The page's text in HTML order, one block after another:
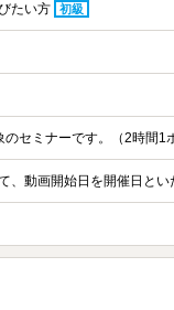
たい方 初級
セミナーです。（2時間1
、動画開始日を開催日とい